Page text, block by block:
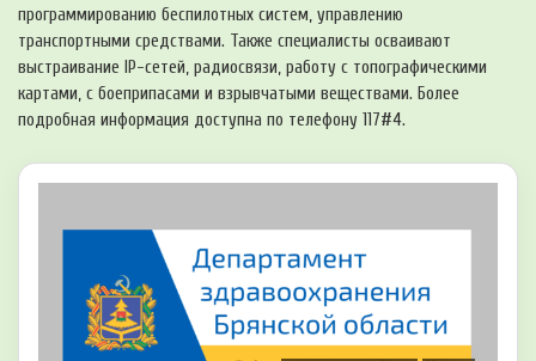
программированию беспилотных систем, управлению
транспортными средствами. Также специалисты осваивают
выстраивание IP-сетей, радиосвязи, работу с топографическими
картами, с боеприпасами и взрывчатыми веществами. Более
подробная информация доступна по телефону 117#4.